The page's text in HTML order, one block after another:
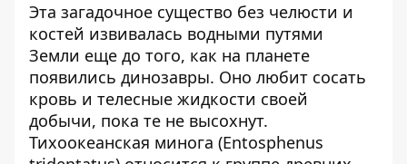
Эта загадочное существо без челюсти и
костей извивалась водными путями
Земли еще до того, как на планете
появились динозавры. Оно любит сосать
кровь и телесные жидкости своей
добычи, пока те не высохнут.
Тихоокеанская минога (Entosphenus